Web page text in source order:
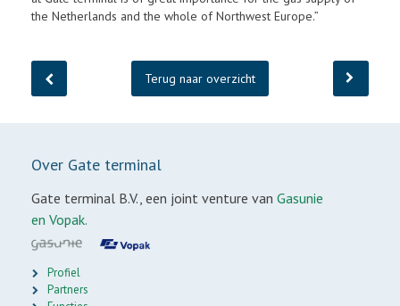
the Netherlands and the whole of Northwest Europe.”
Terug naar overzicht
Over Gate terminal
Gate terminal B.V., een joint venture van Gasunie
en Vopak.
Profiel
Partners